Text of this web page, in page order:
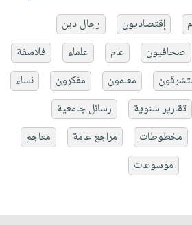
إقتصاديون
رجال دين
صحافيون عام علماء
فلاسفة
معلمون مفكرون
نساء
تقارير سنوية
رسائل جامعية
مخطوطات مراجع عامة
معاجم
موسوعات